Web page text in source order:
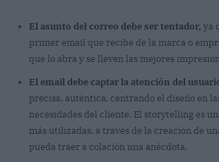
El asunto del correo debe ser tentador, ya
primer email que recibe de la marca o
que lo abra y se lleven las mejores
El email debe captar la atención del
precisa, auténtica, centrando el diseño en
necesidades del cliente. El storytelling es
más utilizadas, a través de la creación de
pueda traer a colación una anécdota.